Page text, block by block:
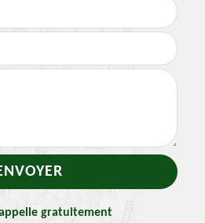
gratuitement